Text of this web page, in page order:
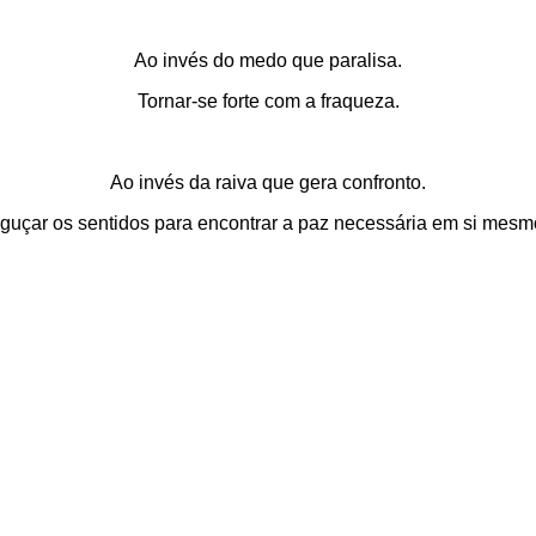
Ao invés do medo que paralisa.
Tornar-se forte com a fraqueza.
Ao invés da raiva que gera confronto.
os sentidos para encontrar a paz necessária em si